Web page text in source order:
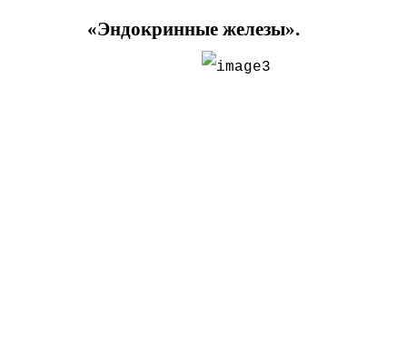
«Эндокринные железы».